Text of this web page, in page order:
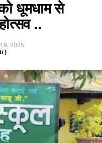
धूमधाम से
..
9, 2025
)